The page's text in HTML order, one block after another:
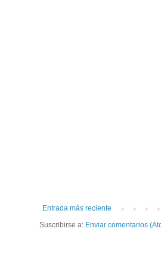
Entrada más reciente
Suscribirse a: Enviar comentarios